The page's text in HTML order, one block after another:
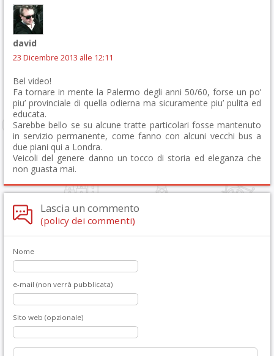
david
23 Dicembre 2013 alle 12:11
Bel video!
Fa tornare in mente la Palermo degli anni 50/60, forse un po’
piu’ provinciale di quella odierna ma sicuramente piu’ pulita ed
educata.
Sarebbe bello se su alcune tratte particolari fosse mantenuto
in servizio permanente, come fanno con alcuni vecchi bus a
due piani qui a Londra.
Veicoli del genere danno un tocco di storia ed eleganza che
non guasta mai.
Lascia un commento
(policy dei commenti)
Nome
e-mail (non verrà pubblicata)
Sito web (opzionale)